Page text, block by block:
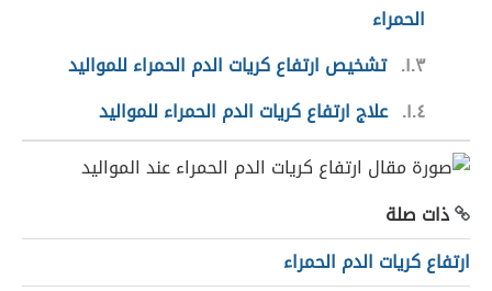
الحمراء
١.٣ تشخيص ارتفاع كريات الدم الحمراء للمواليد
١.٤ علاج ارتفاع كريات الدم الحمراء للمواليد
ذات صلة
ارتفاع كريات الدم الحمراء